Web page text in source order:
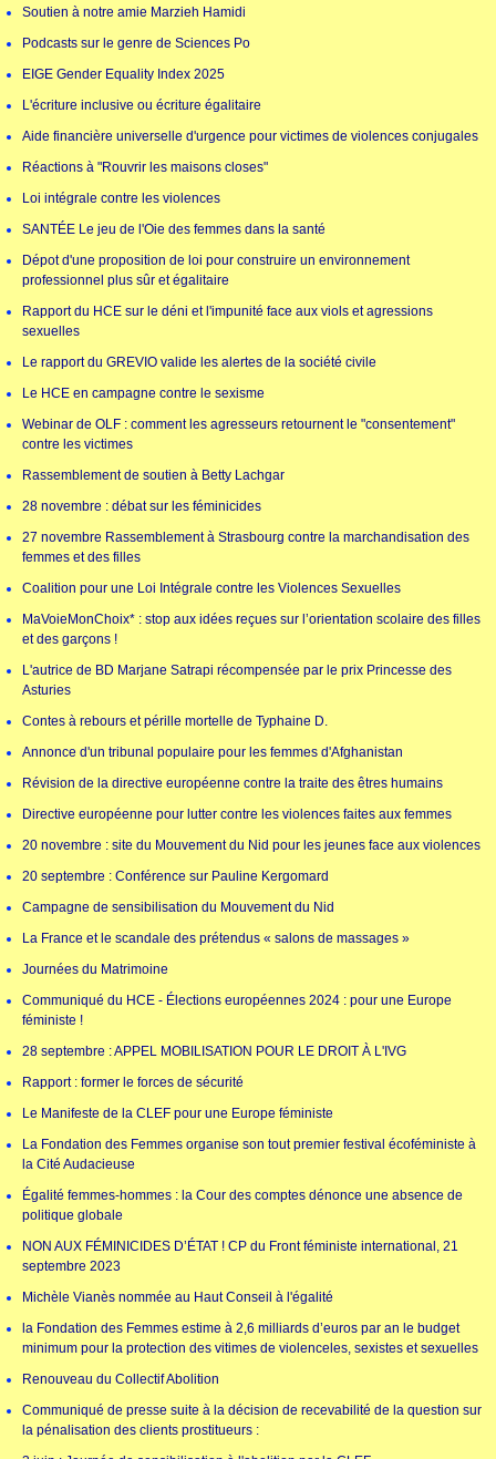
Soutien à notre amie Marzieh Hamidi
Podcasts sur le genre de Sciences Po
EIGE Gender Equality Index 2025
L'écriture inclusive ou écriture égalitaire
Aide financière universelle d'urgence pour victimes de violences conjugales
Réactions à "Rouvrir les maisons closes"
Loi intégrale contre les violences
SANTÉE Le jeu de l'Oie des femmes dans la santé
Dépot d'une proposition de loi pour construire un environnement
professionnel plus sûr et égalitaire
Rapport du HCE sur le déni et l'impunité face aux viols et agressions
sexuelles
Le rapport du GREVIO valide les alertes de la société civile
Le HCE en campagne contre le sexisme
Webinar de OLF : comment les agresseurs retournent le "consentement"
contre les victimes
Rassemblement de soutien à Betty Lachgar
28 novembre : débat sur les féminicides
27 novembre Rassemblement à Strasbourg contre la marchandisation des
femmes et des filles
Coalition pour une Loi Intégrale contre les Violences Sexuelles
MaVoieMonChoix* : stop aux idées reçues sur l’orientation scolaire des filles
et des garçons !
L'autrice de BD Marjane Satrapi récompensée par le prix Princesse des
Asturies
Contes à rebours et pérille mortelle de Typhaine D.
Annonce d'un tribunal populaire pour les femmes d'Afghanistan
Révision de la directive européenne contre la traite des êtres humains
Directive européenne pour lutter contre les violences faites aux femmes
20 novembre : site du Mouvement du Nid pour les jeunes face aux violences
20 septembre : Conférence sur Pauline Kergomard
Campagne de sensibilisation du Mouvement du Nid
La France et le scandale des prétendus « salons de massages »
Journées du Matrimoine
Communiqué du HCE - Élections européennes 2024 : pour une Europe
féministe !
28 septembre : APPEL MOBILISATION POUR LE DROIT À L'IVG
Rapport : former le forces de sécurité
Le Manifeste de la CLEF pour une Europe féministe
La Fondation des Femmes organise son tout premier festival écoféministe à
la Cité Audacieuse
Égalité femmes-hommes : la Cour des comptes dénonce une absence de
politique globale
NON AUX FÉMINICIDES D’ÉTAT ! CP du Front féministe international, 21
septembre 2023
Michèle Vianès nommée au Haut Conseil à l'égalité
la Fondation des Femmes estime à 2,6 milliards d’euros par an le budget
minimum pour la protection des vitimes de violenceles, sexistes et sexuelles
Renouveau du Collectif Abolition
Communiqué de presse suite à la décision de recevabilité de la question sur
la pénalisation des clients prostitueurs :